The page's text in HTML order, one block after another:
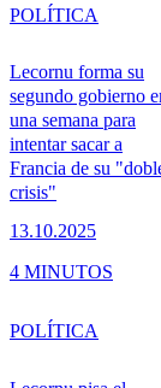
Lecornu forma su
segundo gobierno
una semana para
intentar sacar a
Francia de su
crisis"
13.10.2025
POLÍTICA
4 MINUTOS
POLÍTICA